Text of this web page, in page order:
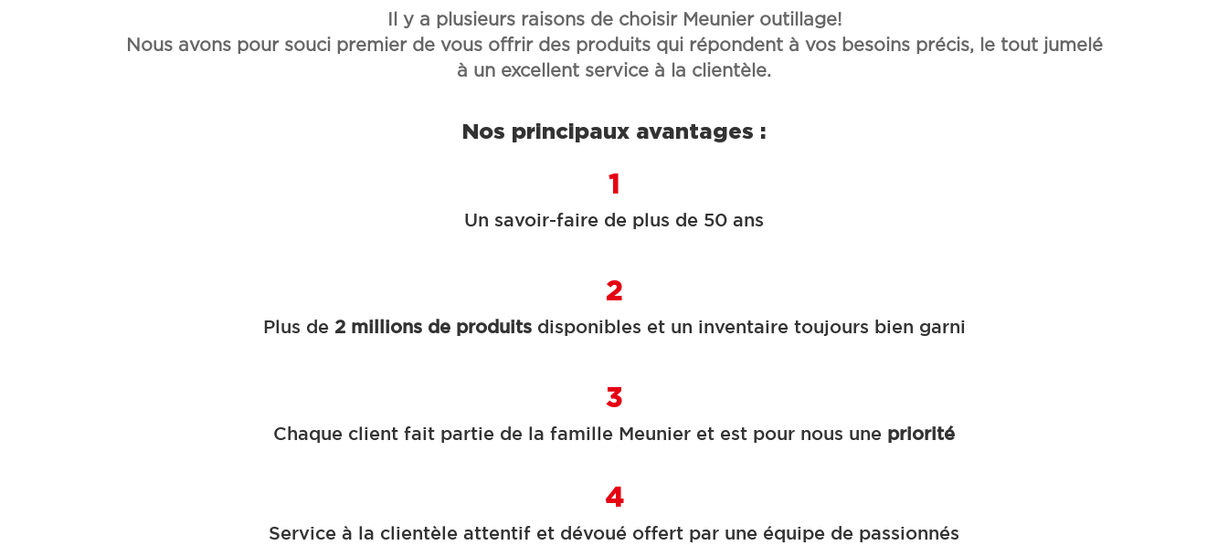
Il y a plusieurs raisons de choisir Meunier outillage!
Nous avons pour souci premier de vous offrir des produits qui répondent à vos besoins précis, le tout jumelé
à un excellent service à la clientèle.
Nos principaux avantages :
1
Un savoir-faire de plus de 50 ans
2
Plus de 2 millions de produitsdisponibles et un inventaire toujours bien garni
3
Chaque client fait partie de la famille Meunier et est pour nous une priorité
4
Service à la clientèle attentif et dévoué offert par une équipe de passionnés